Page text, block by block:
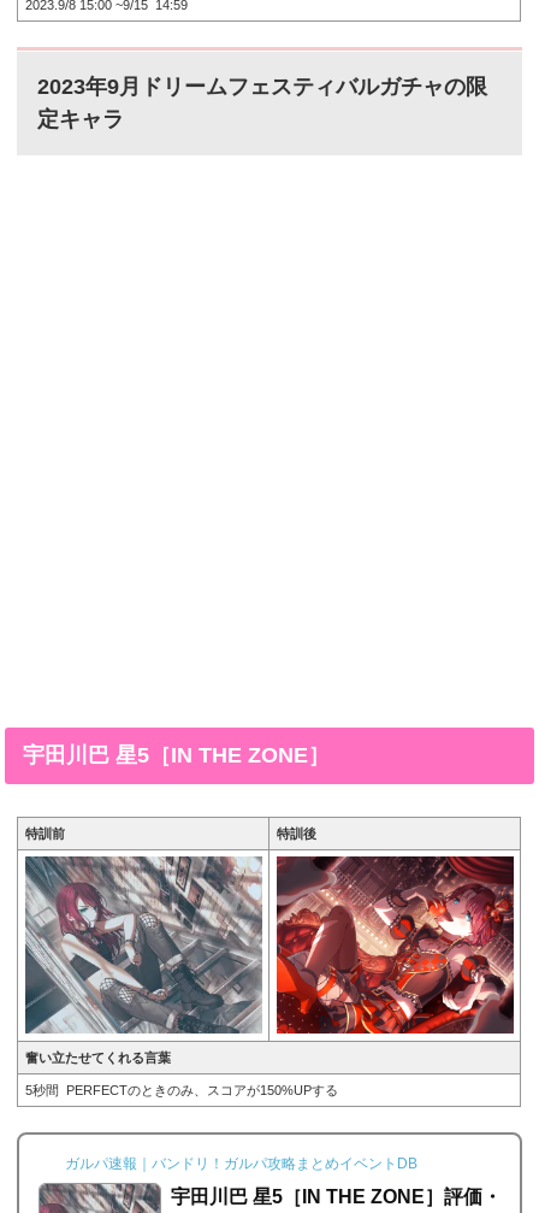
2023.9/8 15:00 ~9/15 14:59
2023年9月ドリームフェスティバルガチャの限
定キャラ
宇田川巴 星5［IN THE ZONE］
特訓前 特訓後
奮い立たせてくれる言葉
5秒間 PERFECTのときのみ、スコアが150%UPする
ガルパ速報｜バンドリ！ガルパ攻略まとめイベントDB
宇田川巴 星5［IN THE ZONE］評価・